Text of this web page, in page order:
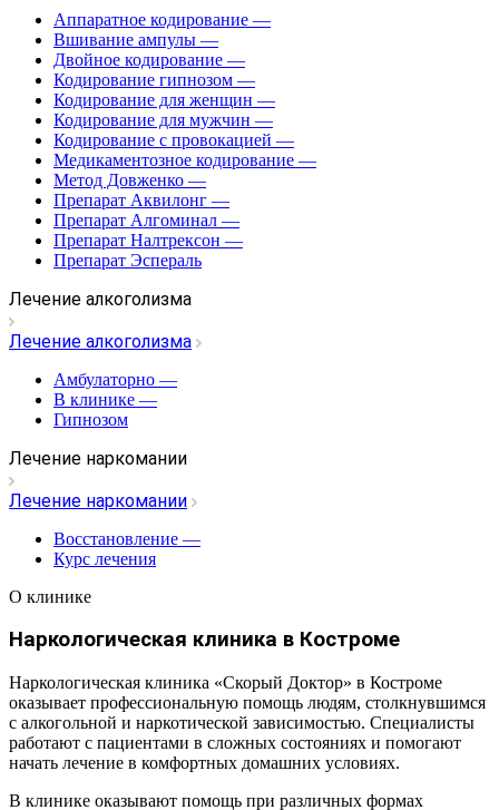
Аппаратное кодирование —
Вшивание ампулы —
Двойное кодирование —
Кодирование гипнозом —
Кодирование для женщин —
Кодирование для мужчин —
Кодирование с провокацией —
Медикаментозное кодирование —
Метод Довженко —
Препарат Аквилонг —
Препарат Алгоминал —
Препарат Налтрексон —
Препарат Эспераль
Лечение алкоголизма
Лечение алкоголизма
Амбулаторно —
В клинике —
Гипнозом
Лечение наркомании
Лечение наркомании
Восстановление —
Курс лечения
О клинике
Наркологическая клиника в Костроме
Наркологическая клиника «Скорый Доктор» в Костроме
оказывает профессиональную помощь людям, столкнувшимся
с алкогольной и наркотической зависимостью. Специалисты
работают с пациентами в сложных состояниях и помогают
начать лечение в комфортных домашних условиях.
В клинике оказывают помощь при различных формах